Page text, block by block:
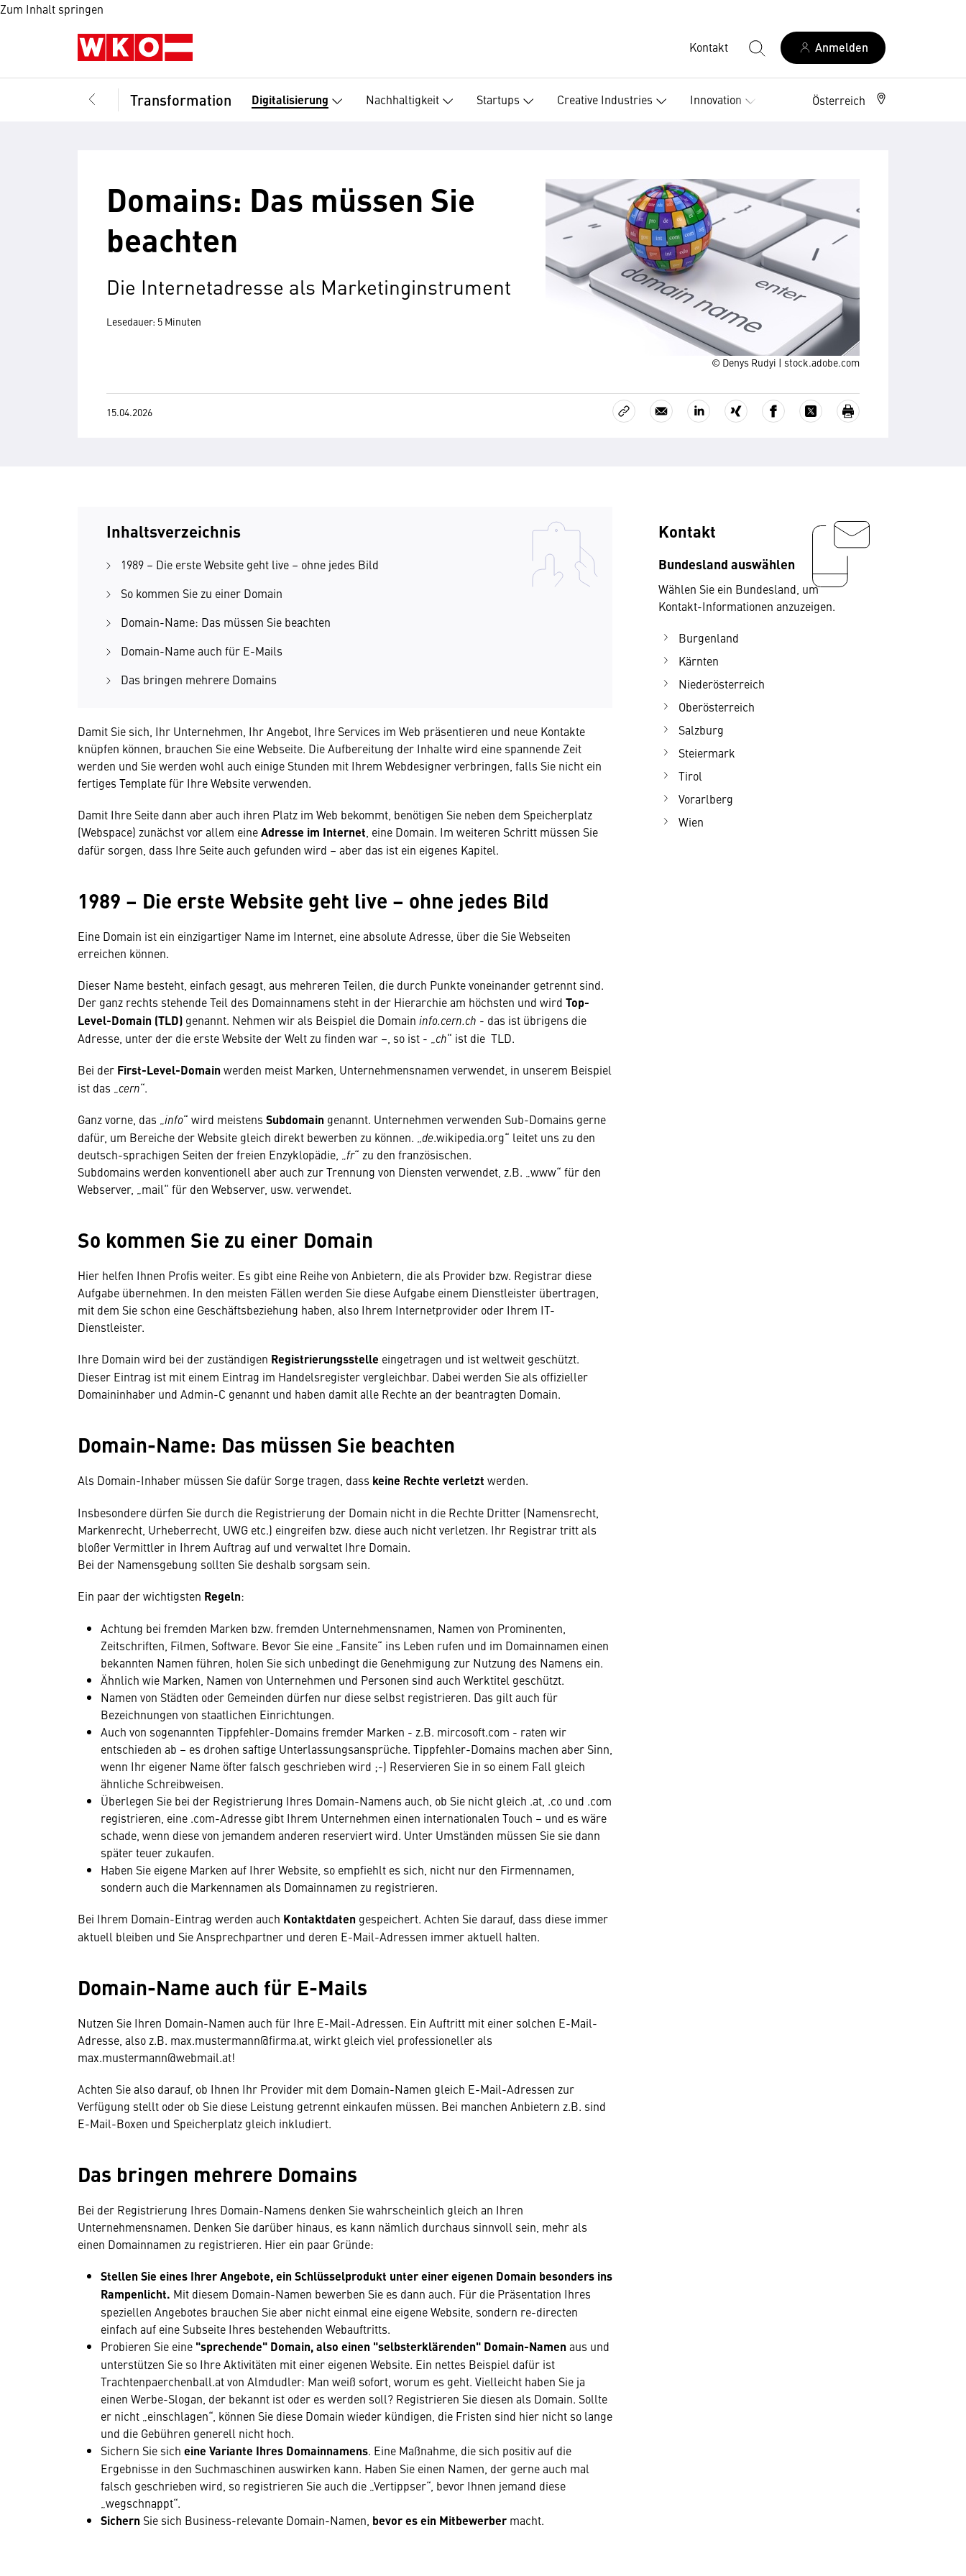
Zum Inhalt springen
Kontakt Anmelden
Transformation Digitalisierung Nachhaltigkeit Startups Creative Industries Innovation Österreich
© Denys Rudyi | stock.adobe.com
Domains: Das müssen Sie
beachten
Die Internetadresse als Marketinginstrument
Lesedauer: 5 Minuten
15.04.2026
Inhaltsverzeichnis
1989 – Die erste Website geht live – ohne jedes Bild
So kommen Sie zu einer Domain
Domain-Name: Das müssen Sie beachten
Domain-Name auch für E-Mails
Das bringen mehrere Domains
Damit Sie sich, Ihr Unternehmen, Ihr Angebot, Ihre Services im Web präsentieren und neue Kontakte
knüpfen können, brauchen Sie eine Webseite. Die Aufbereitung der Inhalte wird eine spannende Zeit
werden und Sie werden wohl auch einige Stunden mit Ihrem Webdesigner verbringen, falls Sie nicht ein
fertiges Template für Ihre Website verwenden.
Damit Ihre Seite dann aber auch ihren Platz im Web bekommt, benötigen Sie neben dem Speicherplatz
(Webspace) zunächst vor allem eineAdresse im Internet , eine Domain. Im weiteren Schritt müssen Sie
dafür sorgen, dass Ihre Seite auch gefunden wird – aber das ist ein eigenes Kapitel.
1989 – Die erste Website geht live – ohne jedes Bild
Eine Domain ist ein einzigartiger Name im Internet, eine absolute Adresse, über die Sie Webseiten
erreichen können.
Dieser Name besteht, einfach gesagt, aus mehreren Teilen, die durch Punkte voneinander getrennt sind.
Der ganz rechts stehende Teil des Domainnamens steht in der Hierarchie am höchsten und wird Top-
Level-Domain (TLD) genannt. Nehmen wir als Beispiel die Domain info.cern.ch - das ist übrigens die
Adresse, unter der die erste Website der Welt zu finden war –, so ist - „ ch“ ist die TLD.
Bei der First-Level-Domain werden meist Marken, Unternehmensnamen verwendet, in unserem Beispiel
ist das „ cern“.
Ganz vorne, das „ info“ wird meistens Subdomain genannt. Unternehmen verwenden Sub-Domains gerne
dafür, um Bereiche der Website gleich direkt bewerben zu können. „ de.wikipedia.org“ leitet uns zu den
deutsch-sprachigen Seiten der freien Enzyklopädie, „ fr“ zu den französischen.
Subdomains werden konventionell aber auch zur Trennung von Diensten verwendet, z.B. „www“ für den
Webserver, „mail“ für den Webserver, usw. verwendet.
So kommen Sie zu einer Domain
Hier helfen Ihnen Profis weiter. Es gibt eine Reihe von Anbietern, die als Provider bzw. Registrar diese
Aufgabe übernehmen. In den meisten Fällen werden Sie diese Aufgabe einem Dienstleister übertragen,
mit dem Sie schon eine Geschäftsbeziehung haben, also Ihrem Internetprovider oder Ihrem IT-
Dienstleister.
Ihre Domain wird bei der zuständigen Registrierungsstelle eingetragen und ist weltweit geschützt.
Dieser Eintrag ist mit einem Eintrag im Handelsregister vergleichbar. Dabei werden Sie als offizieller
Domaininhaber und Admin-C genannt und haben damit alle Rechte an der beantragten Domain.
Domain-Name: Das müssen Sie beachten
Als Domain-Inhaber müssen Sie dafür Sorge tragen, dass keine Rechte verletzt werden.
Insbesondere dürfen Sie durch die Registrierung der Domain nicht in die Rechte Dritter (Namensrecht,
Markenrecht, Urheberrecht, UWG etc.) eingreifen bzw. diese auch nicht verletzen. Ihr Registrar tritt als
bloßer Vermittler in Ihrem Auftrag auf und verwaltet Ihre Domain.
Bei der Namensgebung sollten Sie deshalb sorgsam sein.
Ein paar der wichtigsten Regeln:
Achtung bei fremden Marken bzw. fremden Unternehmensnamen, Namen von Prominenten,
Zeitschriften, Filmen, Software. Bevor Sie eine „Fansite“ ins Leben rufen und im Domainnamen einen
bekannten Namen führen, holen Sie sich unbedingt die Genehmigung zur Nutzung des Namens ein.
Ähnlich wie Marken, Namen von Unternehmen und Personen sind auch Werktitel geschützt.
Namen von Städten oder Gemeinden dürfen nur diese selbst registrieren. Das gilt auch für
Bezeichnungen von staatlichen Einrichtungen.
Auch von sogenannten Tippfehler-Domains fremder Marken - z.B. mircosoft.com - raten wir
entschieden ab – es drohen saftige Unterlassungsansprüche. Tippfehler-Domains machen aber Sinn,
wenn Ihr eigener Name öfter falsch geschrieben wird ;-) Reservieren Sie in so einem Fall gleich
ähnliche Schreibweisen.
Überlegen Sie bei der Registrierung Ihres Domain-Namens auch, ob Sie nicht gleich .at, .co und .com
registrieren, eine .com-Adresse gibt Ihrem Unternehmen einen internationalen Touch – und es wäre
schade, wenn diese von jemandem anderen reserviert wird. Unter Umständen müssen Sie sie dann
später teuer zukaufen.
Haben Sie eigene Marken auf Ihrer Website, so empfiehlt es sich, nicht nur den Firmennamen,
sondern auch die Markennamen als Domainnamen zu registrieren.
Bei Ihrem Domain-Eintrag werden auch Kontaktdaten gespeichert. Achten Sie darauf, dass diese immer
aktuell bleiben und Sie Ansprechpartner und deren E-Mail-Adressen immer aktuell halten.
Domain-Name auch für E-Mails
Nutzen Sie Ihren Domain-Namen auch für Ihre E-Mail-Adressen. Ein Auftritt mit einer solchen E-Mail-
Adresse, also z.B. max.mustermann@firma.at, wirkt gleich viel professioneller als
max.mustermann@webmail.at!
Achten Sie also darauf, ob Ihnen Ihr Provider mit dem Domain-Namen gleich E-Mail-Adressen zur
Verfügung stellt oder ob Sie diese Leistung getrennt einkaufen müssen. Bei manchen Anbietern z.B. sind
E-Mail-Boxen und Speicherplatz gleich inkludiert.
Das bringen mehrere Domains
Bei der Registrierung Ihres Domain-Namens denken Sie wahrscheinlich gleich an Ihren
Unternehmensnamen. Denken Sie darüber hinaus, es kann nämlich durchaus sinnvoll sein, mehr als
einen Domainnamen zu registrieren. Hier ein paar Gründe:
Stellen Sie eines Ihrer Angebote, ein Schlüsselprodukt unter einer eigenen Domain besonders ins
Rampenlicht. Mit diesem Domain-Namen bewerben Sie es dann auch. Für die Präsentation Ihres
speziellen Angebotes brauchen Sie aber nicht einmal eine eigene Website, sondern re-directen
einfach auf eine Subseite Ihres bestehenden Webauftritts.
Probieren Sie eine "sprechende" Domain, also einen "selbsterklärenden" Domain-Namen aus und
unterstützen Sie so Ihre Aktivitäten mit einer eigenen Website. Ein nettes Beispiel dafür ist
Trachtenpaerchenball.at von Almdudler: Man weiß sofort, worum es geht. Vielleicht haben Sie ja
einen Werbe-Slogan, der bekannt ist oder es werden soll? Registrieren Sie diesen als Domain. Sollte
er nicht „einschlagen“, können Sie diese Domain wieder kündigen, die Fristen sind hier nicht so lange
und die Gebühren generell nicht hoch.
Sichern Sie sich eine Variante Ihres Domainnamens. Eine Maßnahme, die sich positiv auf die
Ergebnisse in den Suchmaschinen auswirken kann. Haben Sie einen Namen, der gerne auch mal
falsch geschrieben wird, so registrieren Sie auch die „Vertippser“, bevor Ihnen jemand diese
„wegschnappt“.
Sichern Sie sich Business-relevante Domain-Namen, bevor es ein Mitbewerber macht.
Kontakt
Bundesland auswählen
Wählen Sie ein Bundesland, um
Kontakt-Informationen anzuzeigen.
Burgenland
Kärnten
Niederösterreich
Oberösterreich
Salzburg
Steiermark
Tirol
Vorarlberg
Wien